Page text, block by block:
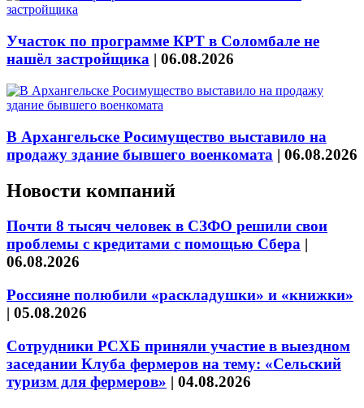
Участок по программе КРТ в Соломбале не
нашёл застройщика | 06.08.2026
В Архангельске Росимущество выставило на
продажу здание бывшего военкомата | 06.08.2026
Новости компаний
Почти 8 тысяч человек в СЗФО решили свои
проблемы с кредитами с помощью Сбера |
06.08.2026
Россияне полюбили «раскладушки» и «книжки»
| 05.08.2026
Сотрудники РСХБ приняли участие в выездном
заседании Клуба фермеров на тему: «Сельский
туризм для фермеров» | 04.08.2026